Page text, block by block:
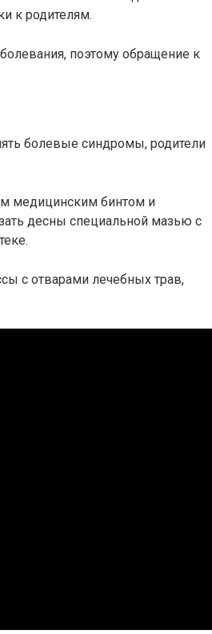
к родителям.
поэтому обращение к
болевые синдромы, родители
медицинским бинтом и
десны специальной мазью с
с отварами лечебных трав,